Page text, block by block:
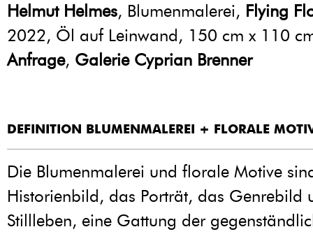
Helmut Helmes, Blumenmalerei, Flying
2022, Öl auf Leinwand, 150 cm x 110
Anfrage, Galerie Cyprian Brenner
DEFINITION BLUMENMALEREI + FLORALE
Die Blumenmalerei und florale Motive
Historienbild, das Porträt, das Genrebild
Stillleben, eine Gattung der